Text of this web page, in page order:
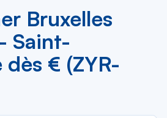
Bruxelles
Saint-
€ (ZYR-